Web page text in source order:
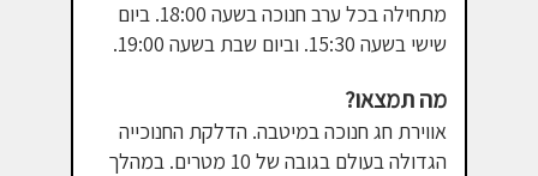
מתחילה בכל ערב חנוכה בשעה 18:00. ביום
שישי בשעה 15:30. וביום שבת בשעה 19:00.
אווירת חג חנוכה במיטבה. הדלקת החנוכייה
הגדולה בעולם בגובה של 10 מטרים. במהלך
מה תמצאו?